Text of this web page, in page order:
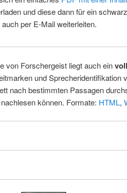
und diese dann für ein
per E-Mail weiterleiten.
von Forschergeist liegt auch ein
und Sprecheridentifikation
nach bestimmten Passagen
können. Formate: HTML,